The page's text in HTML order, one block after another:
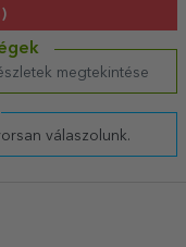
megtekintése
válaszolunk.